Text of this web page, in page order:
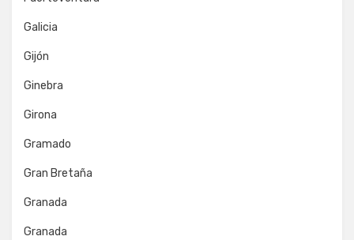
Galicia
Gijón
Ginebra
Girona
Gramado
Gran Bretaña
Granada
Granada